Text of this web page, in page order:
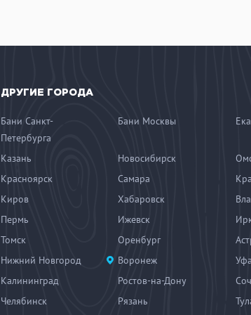
ДРУГИЕ ГОРОДА
Бани Санкт-
Петербурга
Бани Москвы
Казань Новосибирск
Красноярск
Самара
Киров
Хабаровск
Пермь
Ижевск
Томск
Оренбург
Нижний Новгород
Воронеж
Калининград
Ростов-на-Дону
Челябинск
Рязань